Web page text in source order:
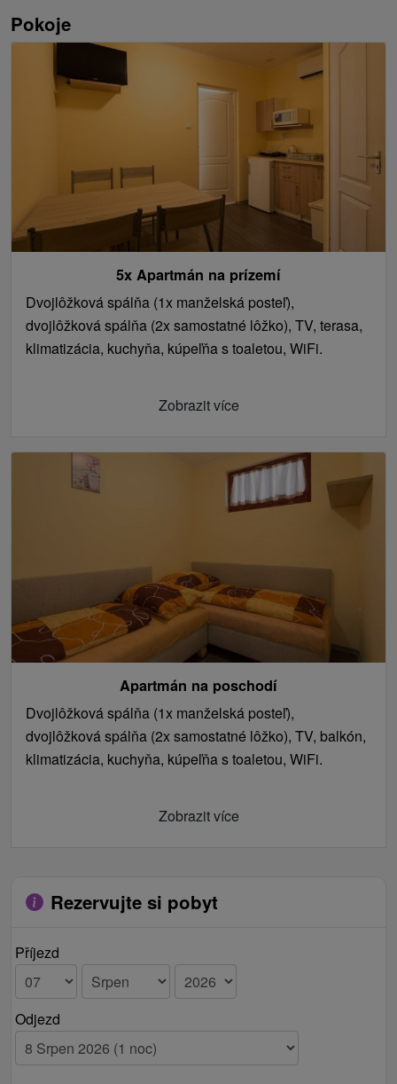
Pokoje
5x Apartmán na prízemí
Dvojlôžková spálňa (1x manželská posteľ),
dvojlôžková spálňa (2x samostatné lôžko), TV, terasa,
klimatizácia, kuchyňa, kúpeľňa s toaletou, WiFi.
Zobrazit více
Apartmán na poschodí
Dvojlôžková spálňa (1x manželská posteľ),
dvojlôžková spálňa (2x samostatné lôžko), TV, balkón,
klimatizácia, kuchyňa, kúpeľňa s toaletou, WiFi.
Zobrazit více
Rezervujte si pobyt
Příjezd
Odjezd